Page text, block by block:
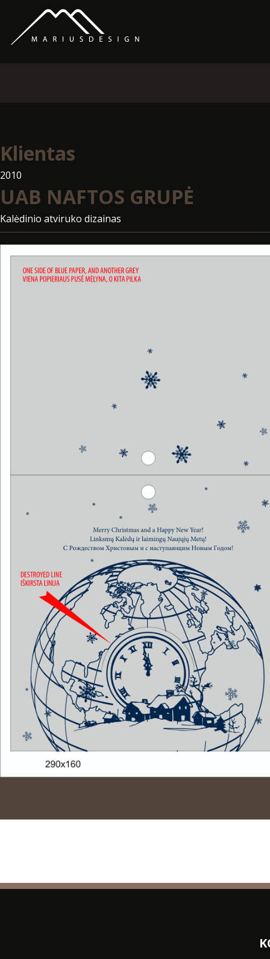
Klientas
2010
UAB NAFTOS GRUPĖ
Kalėdinio atviruko dizainas